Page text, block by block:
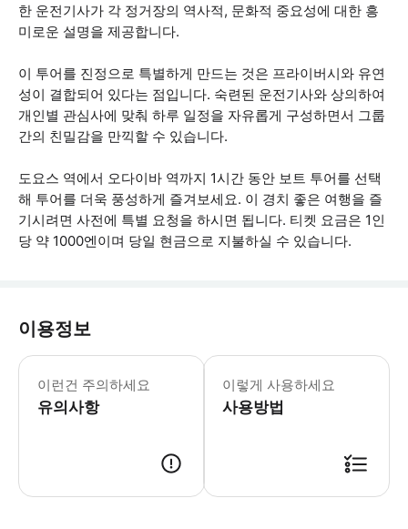
한 운전기사가 각 정거장의 역사적, 문화적 중요성에 대한 흥
미로운 설명을 제공합니다.
이 투어를 진정으로 특별하게 만드는 것은 프라이버시와 유연
성이 결합되어 있다는 점입니다. 숙련된 운전기사와 상의하여
개인별 관심사에 맞춰 하루 일정을 자유롭게 구성하면서 그룹
간의 친밀감을 만끽할 수 있습니다.
도요스 역에서 오다이바 역까지 1시간 동안 보트 투어를 선택
해 투어를 더욱 풍성하게 즐겨보세요. 이 경치 좋은 여행을 즐
기시려면 사전에 특별 요청을 하시면 됩니다. 티켓 요금은 1인
당 약 1000엔이며 당일 현금으로 지불하실 수 있습니다.
이용정보
이런건 주의하세요
유의사항
보트 여행은 사전 예약이 필요합니다
이렇게 사용하세요
사용방법